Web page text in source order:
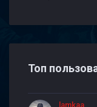
Топ
lamkaa